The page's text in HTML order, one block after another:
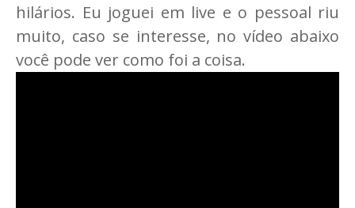
hilários. Eu joguei em live e o pessoal riu
muito, caso se interesse, no vídeo abaixo
você pode ver como foi a coisa.